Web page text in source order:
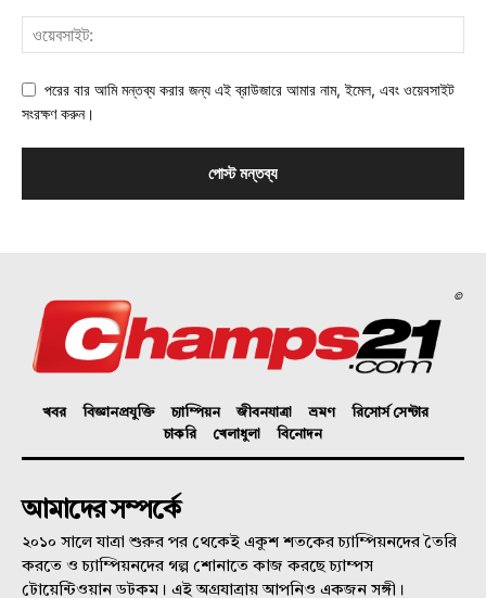
পরের বার আমি মন্তব্য করার জন্য এই ব্রাউজারে আমার নাম, ইমেল, এবং ওয়েবসাইট
সংরক্ষণ করুন।
©
খবর বিজ্ঞানপ্রযুক্তি চ্যাম্পিয়ন জীবনযাত্রা ভ্রমণ
রিসোর্স সেন্টার
চাকরি
খেলাধুলা বিনোদন
আমাদের সম্পর্কে
২০১০ সালে যাত্রা শুরুর পর থেকেই একুশ শতকের চ্যাম্পিয়নদের তৈরি
করতে ও চ্যাম্পিয়নদের গল্প শোনাতে কাজ করছে চ্যাম্পস
টোয়েন্টিওয়ান ডটকম। এই অগ্রযাত্রায় আপনিও একজন সঙ্গী।